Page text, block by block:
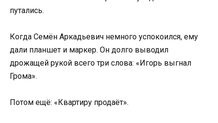
путались.
Когда Семён Аркадьевич немного успокоился, ему
дали планшет и маркер. Он долго выводил
дрожащей рукой всего три слова: «Игорь выгнал
Грома».
Потом ещё: «Квартиру продаёт».